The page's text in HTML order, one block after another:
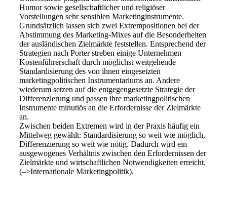
Humor sowie gesellschaftlicher und religiöser
Vorstellungen sehr sensiblen Marketinginstrumente.
Grundsätzlich lassen sich zwei Extrempositionen bei der
Abstimmung des Marketing-Mixes auf die Besonderheiten
der ausländischen Zielmärkte feststellen. Entsprechend der
Strategien nach Porter streben einige Unternehmen
Kostenführerschaft durch möglichst weitgehende
Standardisierung des von ihnen eingesetzten
marketingpolitischen Instrumentariums an. Andere
wiederum setzen auf die entgegengesetzte Strategie der
Differenzierung und passen ihre marketingpolitischen
Instrumente minutiös an die Erfordernisse der Zielmärkte
an.
Zwischen beiden Extremen wird in der Praxis häufig ein
Mittelweg gewählt: Standardisierung so weit wie möglich,
Differenzierung so weit wie nötig. Dadurch wird ein
ausgewogenes Verhältnis zwischen den Erfordernissen der
Zielmärkte und wirtschaftlichen Notwendigkeiten erreicht.
(–>Internationale Marketingpolitik).